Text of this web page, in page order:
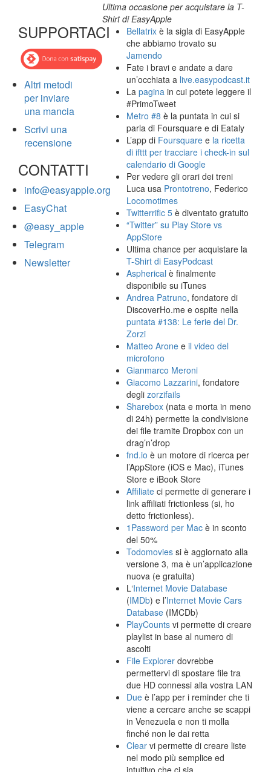
SUPPORTACI
Altri metodi
per inviare
una mancia
Scrivi una
recensione
CONTATTI
info@easyapple.org
EasyChat
@easy_apple
Telegram
Newsletter
Ultima occasione per acquistare la T-
Shirt di EasyApple
Bellatrix è la sigla di EasyApple
che abbiamo trovato su
Jamendo
Fate i bravi e andate a dare
un’occhiata a live.easypodcast.it
Lapagina in cui potete leggere il
#PrimoTweet
Metro #8 è la puntata in cui si
parla di Foursquare e di Eataly
L’app di Foursquare e la ricetta
di ifttt per tracciare i check-in sul
calendario di Google
Per vedere gli orari dei treni
Luca usa Prontotreno, Federico
Locomotimes
Twitterrific 5 è diventato gratuito
“Twitter” su Play Store vs
AppStore
Ultima chance per acquistare la
T-Shirt di EasyPodcast
Aspherical è finalmente
disponibile su iTunes
Andrea Patruno, fondatore di
DiscoverHo.me e ospite nella
puntata #138: Le ferie del Dr.
Zorzi
Matteo Arone eil video del
microfono
Gianmarco Meroni
Giacomo Lazzarini, fondatore
deglizorzifails
Sharebox (nata e morta in meno
di 24h) permette la condivisione
dei file tramite Dropbox con un
drag’n’drop
fnd.io è un motore di ricerca per
l’AppStore (iOS e Mac), iTunes
Store e iBook Store
Affiliate ci permette di generare i
link affiliati frictionless (si, ho
detto frictionless).
1Password per Mac è in sconto
del 50%
Todomovies si è aggiornato alla
versione 3, ma è un’applicazione
nuova (e gratuita)
L‘Internet Movie Database
(IMDb) e l’Internet Movie Cars
Database (IMCDb)
PlayCounts vi permette di creare
playlist in base al numero di
ascolti
File Explorer dovrebbe
permettervi di spostare file tra
due HD connessi alla vostra LAN
Due è l’app per i reminder che ti
viene a cercare anche se scappi
in Venezuela e non ti molla
finché non le dai retta
Clear vi permette di creare liste
nel modo più semplice ed
intuitivo che ci sia